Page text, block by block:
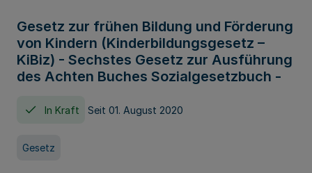
Gesetz zur frühen Bildung und Förderung
von Kindern (Kinderbildungsgesetz –
KiBiz) - Sechstes Gesetz zur Ausführung
des Achten Buches Sozialgesetzbuch -
In Kraft Seit 01. August 2020
Gesetz